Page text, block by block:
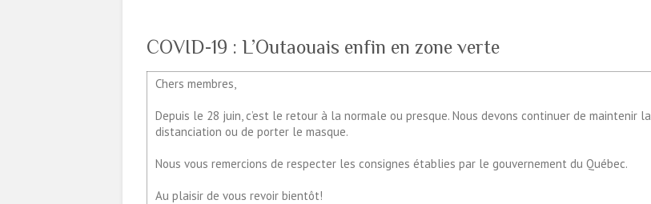
COVID-19 : L’Outaouais enfin en zone verte
Chers membres,
Depuis le 28 juin, c’est le retour à la normale ou presque. Nous devons continuer de maintenir la
distanciation ou de porter le masque.
Nous vous remercions de respecter les consignes établies par le gouvernement du Québec.
Au plaisir de vous revoir bientôt!